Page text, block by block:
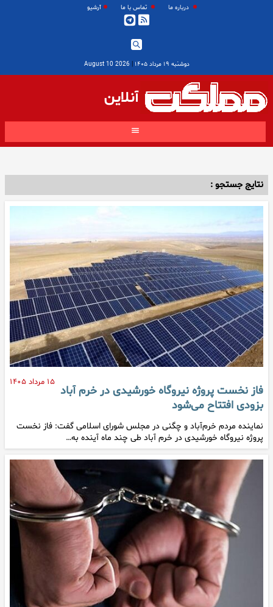
درباره ما تماس با ما آرشیو
دوشنبه ۱۹ مرداد ۱۴۰۵ |
2026 August 10
آنلاین
نتایج جستجو :
۱۵ مرداد ۱۴۰۵
فاز نخست پروژه نیروگاه خورشیدی در خرم آباد
بزودی افتتاح می‌شود
نماینده مردم خرم‌آباد و چگنی در مجلس شورای اسلامی گفت: فاز نخست
پروژه نیروگاه خورشیدی در خرم آباد طی چند ماه آینده به…